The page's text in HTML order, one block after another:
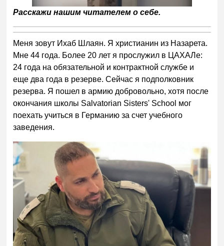
Расскажи нашим читателем о себе.
Меня зовут Ихаб Шлаян. Я христианин из Назарета.
Мне 44 года. Более 20 лет я прослужил в ЦАХАЛе:
24 года на обязательной и контрактной службе и
еще два года в резерве. Сейчас я подполковник
резерва. Я пошел в армию добровольно, хотя после
окончания школы Salvatorian Sisters' School мог
поехать учиться в Германию за счет учебного
заведения.